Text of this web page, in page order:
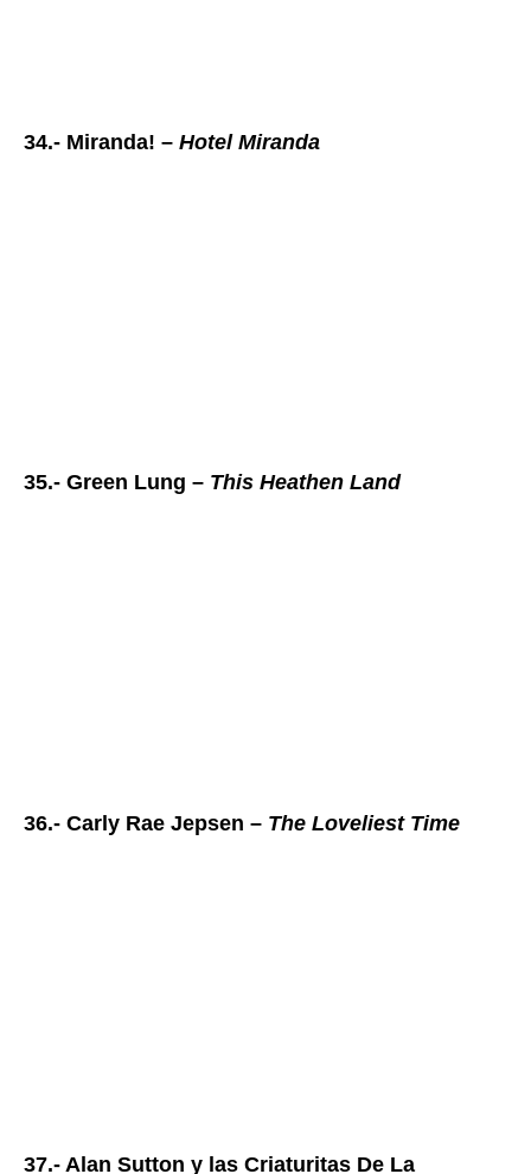
34.- Miranda! – Hotel Miranda
35.- Green Lung – This Heathen Land
36.- Carly Rae Jepsen – The Loveliest Time
37.- Alan Sutton y las Criaturitas De La